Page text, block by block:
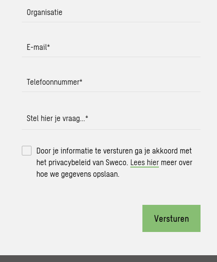
Organisatie
E-mail*
Telefoonnummer*
Stel hier je vraag…*
Door je informatie te versturen ga je akkoord met
het privacybeleid van Sweco. Lees hier meer over
hoe we gegevens opslaan.
Versturen